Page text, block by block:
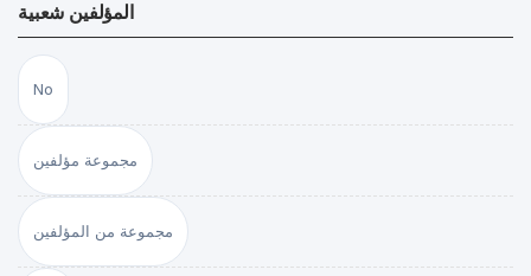
المؤلفين شعبية
No
مجموعة مؤلفين
مجموعة من المؤلفين